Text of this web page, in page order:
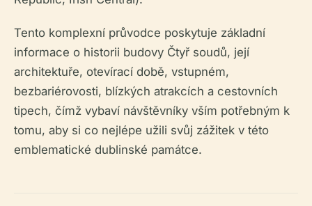
Tento komplexní průvodce poskytuje základní
informace o historii budovy Čtyř soudů, její
architektuře, otevírací době, vstupném,
bezbariérovosti, blízkých atrakcích a cestovních
tipech, čímž vybaví návštěvníky vším potřebným k
tomu, aby si co nejlépe užili svůj zážitek v této
emblematické dublinské památce.